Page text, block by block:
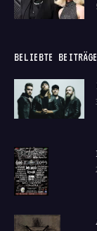
BELIEBTE BEITRÄGE